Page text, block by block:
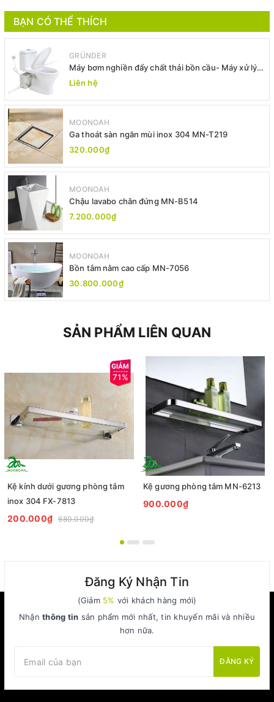
BẠN CÓ THỂ THÍCH
GRÜNDER
Máy bơm nghiền đẩy chất thải bồn cầu- Máy xử lý
chất thải bồn cầu -Máy bơm xả thải
Liên hệ
MOONOAH
Ga thoát sàn ngăn mùi inox 304 MN-T219
320.000₫
MOONOAH
Chậu lavabo chân đứng MN-B514
7.200.000₫
MOONOAH
Bồn tắm nằm cao cấp MN-7056
30.800.000₫
SẢN PHẨM LIÊN QUAN
71%
Kệ kính dưới gương phòng tắm
inox 304 FX-7813
200.000₫ 680.000₫
Kệ gương phòng tắm MN-6213
900.000₫
Đăng Ký Nhận Tin
(Giảm 5% với khách hàng mới)
Nhậnthông tin sản phẩm mới nhất, tin khuyến mãi và nhiều
hơn nữa.
ĐĂNG KÝ